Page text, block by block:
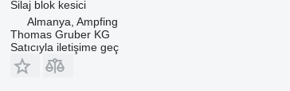
Silaj blok kesici
Almanya, Ampfing
Thomas Gruber KG
Satıcıyla iletişime geç